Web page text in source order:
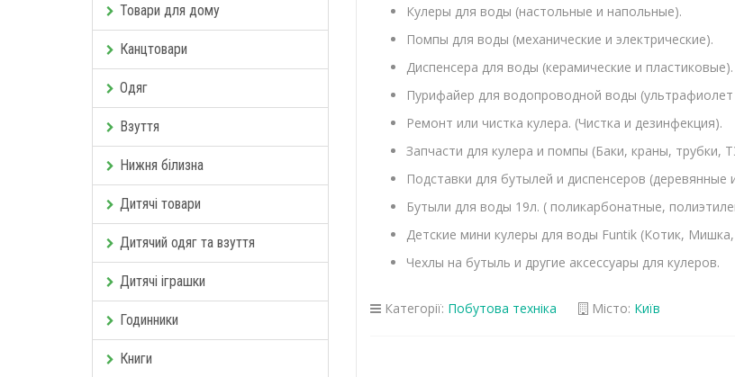
Товари для дому
Канцтовари
Одяг
Взуття
Нижня білизна
Дитячі товари
Дитячий одяг та взуття
Дитячі іграшки
Годинники
Книги
Кулеры для воды (настольные и напольные).
Помпы для воды (механические и электрические).
Диспенсера для воды (керамические и пластиковые).
Пурифайер для водопроводной воды
Ремонт или чистка кулера. (Чистка и дезинфекция).
Запчасти для кулера и помпы (Баки, краны, трубки,
Подставки для бутылей и диспенсеров (деревянные
Бутыли для воды 19л. ( поликарбонатные,
Детские мини кулеры для воды Funtik (Котик,
Чехлы на бутыль и другие аксессуары для кулеров.
Категорії: Побутова техніка Місто: Київ